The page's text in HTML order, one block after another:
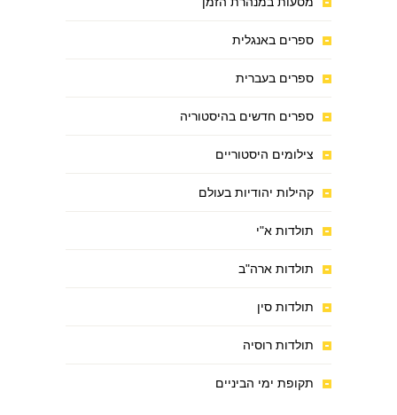
ספרים באנגלית
ספרים בעברית
ספרים חדשים בהיסטוריה
צילומים היסטוריים
קהילות יהודיות בעולם
תולדות א"י
תולדות ארה"ב
תולדות סין
תולדות רוסיה
תקופת ימי הביניים